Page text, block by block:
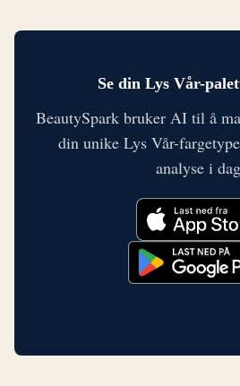
Se din Lys Vår-
BeautySpark bruker AI til å
din unike Lys Vår-
analyse i